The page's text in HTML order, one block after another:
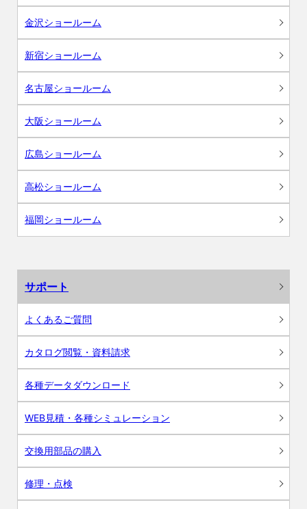
金沢ショールーム
新宿ショールーム
名古屋ショールーム
大阪ショールーム
広島ショールーム
高松ショールーム
福岡ショールーム
サポート
よくあるご質問
カタログ閲覧・資料請求
各種データダウンロード
WEB見積・各種シミュレーション
交換用部品の購入
修理・点検